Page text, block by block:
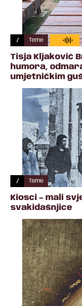
/ Teme
Tisja Kljaković
humora,
umjetničkim
/ Teme
Kiosci – mali
svakidašnjice